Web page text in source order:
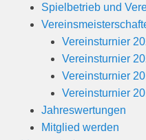
Spielbetrieb und
Vereinsturnier
Vereinsturnier
Vereinsturnier
Vereinsturnier
Jahreswertungen
Mitglied werden